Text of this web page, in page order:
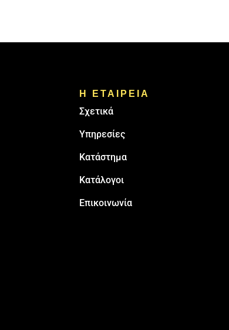
Η ΕΤΑΙΡΕΙΑ
Σχετικά
Υπηρεσίες
Κατάστημα
Κατάλογοι
Επικοινωνία